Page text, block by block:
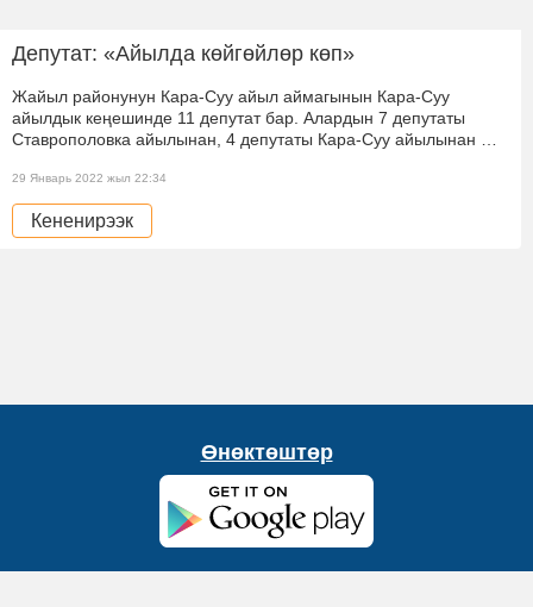
Депутат: «Айылда көйгөйлөр көп»
Жайыл районунун Кара-Суу айыл аймагынын Кара-Суу
айылдык кеңешинде 11 депутат бар. Алардын 7 депутаты
Ставрополовка айылынан, 4 депутаты Кара-Суу айылынан …
29 Январь 2022 жыл 22:34
Кененирээк
Өнөктөштөр